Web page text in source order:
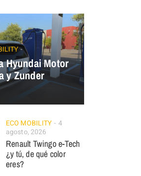
Hyundai Motor
y Zunder
ECO MOBILITY
4
agosto, 2026
Renault Twingo e-Tech
¿y tú, de qué color
eres?